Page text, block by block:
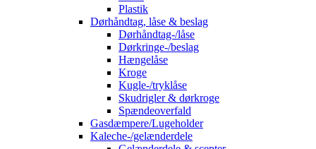
Plastik
Dørhåndtag, låse & beslag
Dørhåndtag-/låse
Dørkringe-/beslag
Hængelåse
Kroge
Kugle-/tryklåse
Skudrigler & dørkroge
Spændeoverfald
Gasdæmpere/Lugeholder
Kaleche-/gelænderdele